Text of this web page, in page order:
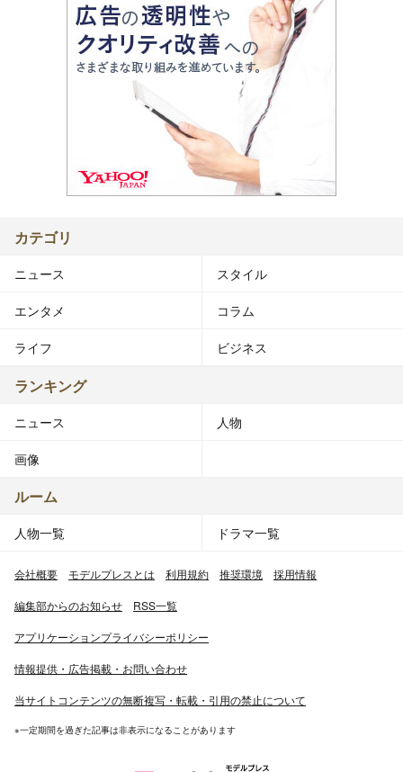
カテゴリ
ニュース スタイル
エンタメ コラム
ライフ ビジネス
ランキング
ニュース 人物
画像
ルーム
人物一覧 ドラマ一覧
会社概要 モデルプレスとは 利用規約 推奨環境 採用情報
編集部からのお知らせ RSS一覧
アプリケーションプライバシーポリシー
情報提供・広告掲載・お問い合わせ
当サイトコンテンツの無断複写・転載・引用の禁止について
※一定期間を過ぎた記事は非表示になることがあります